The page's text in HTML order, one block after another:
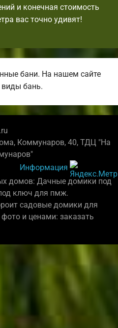
и конечная стоимость
вас точно удивят!
бани. На нашем сайте
бань.
Коммунаров, 40, ТДЦ "На
Информация
домов: Дачные домики под
ключ для пмж.
садовые домики для
и ценами: заказать